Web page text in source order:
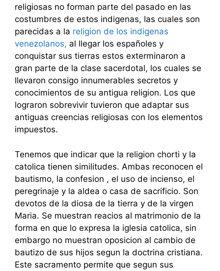
religiosas no forman parte del pasado en las
costumbres de estos indigenas, las cuales son
parecidas a la religion de los indigenas
venezolanos, al llegar los españoles y
conquistar sus tierras estos exterminaron a
gran parte de la clase sacerdotal, los cuales se
llevaron consigo innumerables secretos y
conocimientos de su antigua religion. Los que
lograron sobrevivir tuvieron que adaptar sus
antiguas creencias religiosas con los elementos
impuestos.
Tenemos que indicar que la religion chorti y la
catolica tienen similitudes. Ambas reconocen el
bautismo, la confesion , el uso de incienso, el
peregrinaje y la aldea o casa de sacrificio. Son
devotos de la diosa de la tierra y de la virgen
Maria. Se muestran reacios al matrimonio de la
forma en que lo expresa la iglesia catolica, sin
embargo no muestran oposicion al cambio de
bautizo de sus hijos segun la doctrina cristiana.
Este sacramento permite que segun sus